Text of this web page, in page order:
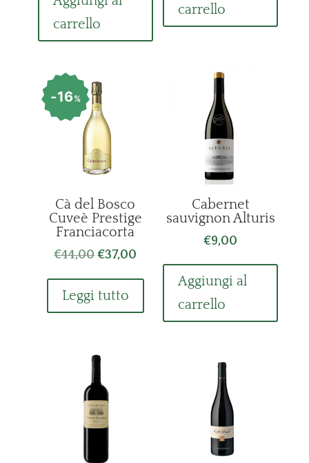
€48,00.
€43,00.
carrello
carrello
16%
Cà del Bosco
Cuveè Prestige
Franciacorta
€44,00Il
originale
era:
€37,00
è:
€37,00.
Leggi tutto
Cabernet
sauvignon Alturis
€9,00
Aggiungi al
carrello